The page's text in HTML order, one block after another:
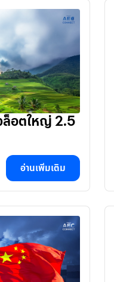
ล็อตใหญ่ 2.5
อ่านเพิ่มเติม